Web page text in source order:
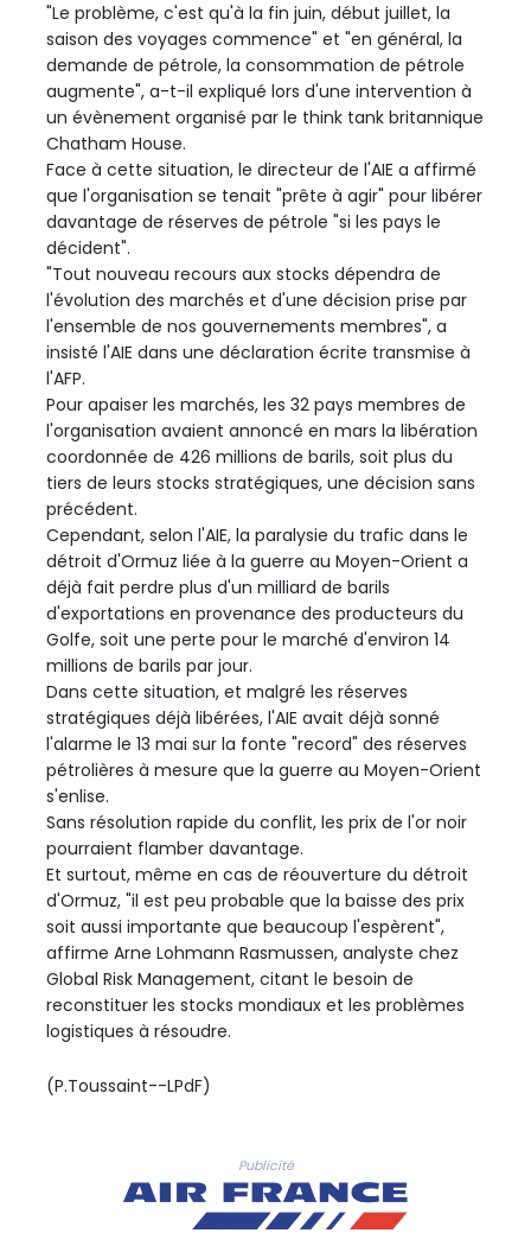
"Le problème, c'est qu'à la fin juin, début juillet, la
saison des voyages commence" et "en général, la
demande de pétrole, la consommation de pétrole
augmente", a-t-il expliqué lors d'une intervention à
un évènement organisé par le think tank britannique
Chatham House.
Face à cette situation, le directeur de l'AIE a affirmé
que l'organisation se tenait "prête à agir" pour libérer
davantage de réserves de pétrole "si les pays le
décident".
"Tout nouveau recours aux stocks dépendra de
l'évolution des marchés et d'une décision prise par
l'ensemble de nos gouvernements membres", a
insisté l'AIE dans une déclaration écrite transmise à
l'AFP.
Pour apaiser les marchés, les 32 pays membres de
l'organisation avaient annoncé en mars la libération
coordonnée de 426 millions de barils, soit plus du
tiers de leurs stocks stratégiques, une décision sans
précédent.
Cependant, selon l'AIE, la paralysie du trafic dans le
détroit d'Ormuz liée à la guerre au Moyen-Orient a
déjà fait perdre plus d'un milliard de barils
d'exportations en provenance des producteurs du
Golfe, soit une perte pour le marché d'environ 14
millions de barils par jour.
Dans cette situation, et malgré les réserves
stratégiques déjà libérées, l'AIE avait déjà sonné
l'alarme le 13 mai sur la fonte "record" des réserves
pétrolières à mesure que la guerre au Moyen-Orient
s'enlise.
Sans résolution rapide du conflit, les prix de l'or noir
pourraient flamber davantage.
Et surtout, même en cas de réouverture du détroit
d'Ormuz, "il est peu probable que la baisse des prix
soit aussi importante que beaucoup l'espèrent",
affirme Arne Lohmann Rasmussen, analyste chez
Global Risk Management, citant le besoin de
reconstituer les stocks mondiaux et les problèmes
logistiques à résoudre.
(P.Toussaint--LPdF)
Publicité